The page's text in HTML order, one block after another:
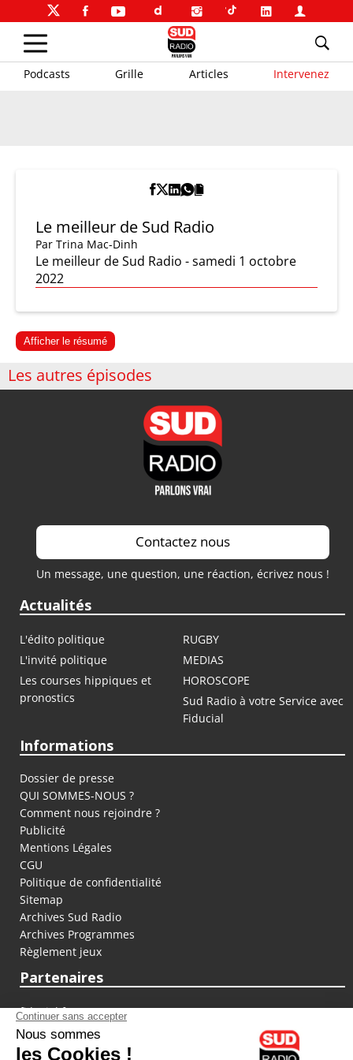
Podcasts Grille Articles Intervenez
Le meilleur de Sud Radio
Par Trina Mac-Dinh
Le meilleur de Sud Radio - samedi 1 octobre
2022
Afficher le résumé
Les autres épisodes
Contactez nous
Un message, une question, une réaction, écrivez nous !
Actualités
L'édito politique
RUGBY
L'invité politique
MEDIAS
Les courses hippiques et
pronostics
HOROSCOPE
Sud Radio à votre Service avec
Fiducial
Informations
Dossier de presse
QUI SOMMES-NOUS ?
Comment nous rejoindre ?
Publicité
Mentions Légales
CGU
Politique de confidentialité
Sitemap
Archives Sud Radio
Archives Programmes
Règlement jeux
Partenaires
fiducial.fr
lyoncapitale.fr
olympique-et-lyonnais.com